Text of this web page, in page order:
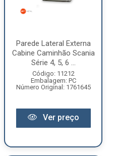
Parede Lateral Externa
Cabine Caminhão Scania
Série 4, 5, 6 ...
Código: 11212
Embalagem: PC
Número Original: 1761645
Ver preço